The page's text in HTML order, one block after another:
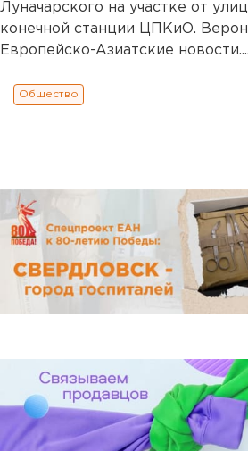
Луначарского на участке от
конечной станции ЦПКиО.
Европейско-Азиатские новости....
Общество